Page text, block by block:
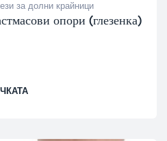
за долни крайници
опори (глезенка)